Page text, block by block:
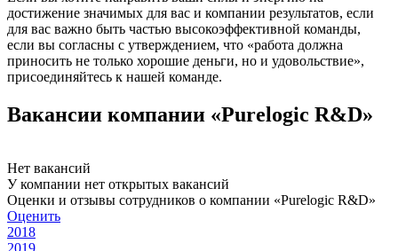
достижение значимых для вас и компании результатов, если
для вас важно быть частью высокоэффективной команды,
если вы согласны с утверждением, что «работа должна
приносить не только хорошие деньги, но и удовольствие»,
присоединяйтесь к нашей команде.
Вакансии компании «Purelogic R&D»
Нет вакансий
У компании нет открытых вакансий
Оценки и отзывы сотрудников о компании «Purelogic R&D»
Оценить
2018
2019